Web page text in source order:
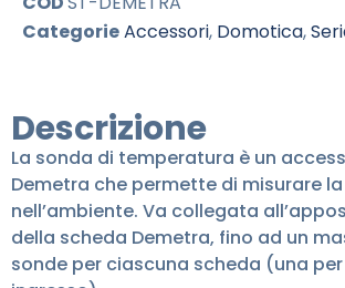
CategorieAccessori, Domotica,
Descrizione
La sonda di temperatura è un
Demetra che permette di misurare
nell’ambiente. Va collegata
della scheda Demetra, fino ad un
sonde per ciascuna scheda (una